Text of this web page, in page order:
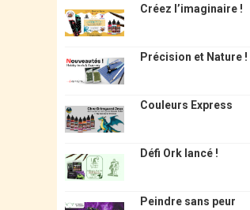
Créez l’imaginaire !
Précision et Nature !
Couleurs Express
Défi Ork lancé !
Peindre sans peur